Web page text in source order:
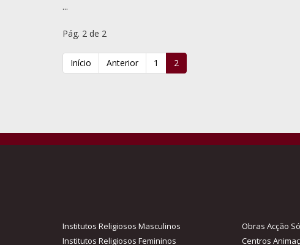
...
Pág. 2 de 2
Início Anterior 1 2
Institutos Religiosos Masculinos
Institutos Religiosos Femininos
Obras Acção
Centros